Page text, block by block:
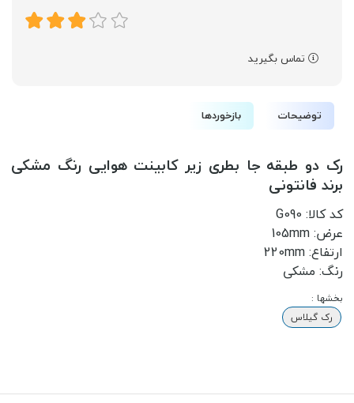
تماس بگیرید
توضیحات بازخوردها
رک دو طبقه جا بطری زیر کابینت هوایی رنگ مشکی
برند فانتونی
کد کالا: G090
عرض: 105mm
ارتفاع: 220mm
رنگ: مشکی
بخشها :
رک گیلاس